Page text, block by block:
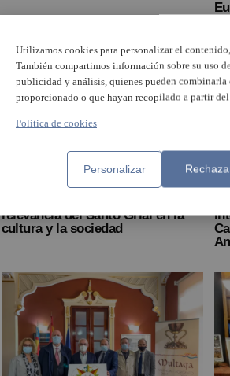
relevancia del Santo Grial en la
cultura y la sociedad
Utilizamos cookies para personalizar el
También compartimos información sobre su uso
publicidad y análisis, quienes pueden
proporcionado o que hayan recopilado a partir del
Política de cookies
Personalizar